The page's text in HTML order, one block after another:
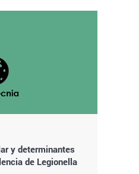
y determinantes
de Legionella